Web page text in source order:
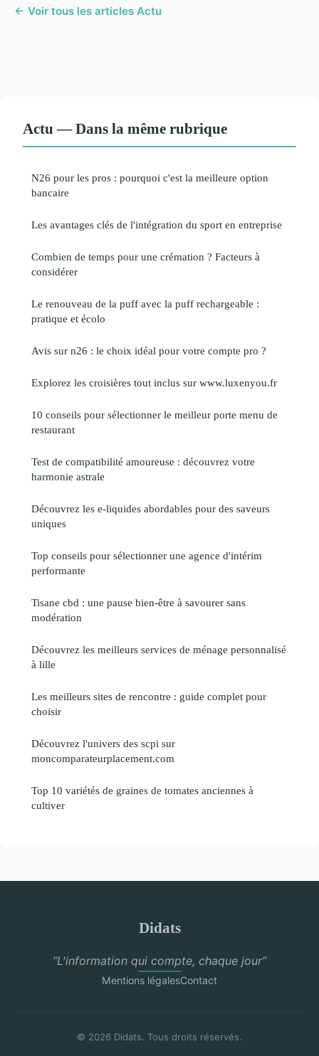
← Voir tous les articles Actu
Actu — Dans la même rubrique
N26 pour les pros : pourquoi c'est la meilleure option
bancaire
Les avantages clés de l'intégration du sport en entreprise
Combien de temps pour une crémation ? Facteurs à
considérer
Le renouveau de la puff avec la puff rechargeable :
pratique et écolo
Avis sur n26 : le choix idéal pour votre compte pro ?
Explorez les croisières tout inclus sur www.luxenyou.fr
10 conseils pour sélectionner le meilleur porte menu de
restaurant
Test de compatibilité amoureuse : découvrez votre
harmonie astrale
Découvrez les e-liquides abordables pour des saveurs
uniques
Top conseils pour sélectionner une agence d'intérim
performante
Tisane cbd : une pause bien-être à savourer sans
modération
Découvrez les meilleurs services de ménage personnalisé
à lille
Les meilleurs sites de rencontre : guide complet pour
choisir
Découvrez l'univers des scpi sur
moncomparateurplacement.com
Top 10 variétés de graines de tomates anciennes à
cultiver
Didats
“L'information qui compte, chaque jour”
Mentions légalesContact
© 2026 Didats. Tous droits réservés.